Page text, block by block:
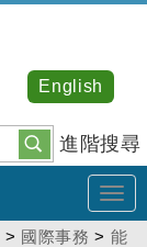
進階搜尋
English
> 國際事務 > 能